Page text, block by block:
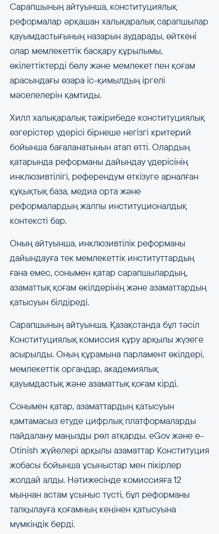
Сарапшының айтуынша, конституциялық
реформалар әрқашан халықаралық сарапшылар
қауымдастығының назарын аударады, өйткені
олар мемлекеттік басқару құрылымы,
өкілеттіктерді бөлу және мемлекет пен қоғам
арасындағы өзара іс-қимылдың іргелі
мәселелерін қамтиды.
Хилл халықаралық тәжірибеде конституциялық
өзгерістер үдерісі бірнеше негізгі критерий
бойынша бағаланатынын атап өтті. Олардың
қатарында реформаны дайындау үдерісінің
инклюзивтілігі, референдум өткізуге арналған
құқықтық база, медиа орта және
реформалардың жалпы институционалдық
контексті бар.
Оның айтуынша, инклюзивтілік реформаны
дайындауға тек мемлекеттік институттардың
ғана емес, сонымен қатар сарапшылардың,
азаматтық қоғам өкілдерінің және азаматтардың
қатысуын білдіреді.
Сарапшының айтуынша, Қазақстанда бұл тәсіл
Конституциялық комиссия құру арқылы жүзеге
асырылды. Оның құрамына парламент өкілдері,
мемлекеттік органдар, академиялық
қауымдастық және азаматтық қоғам кірді.
Сонымен қатар, азаматтардың қатысуын
қамтамасыз етуде цифрлық платформаларды
пайдалану маңызды рөл атқарды. eGov және e-
Otinish жүйелері арқылы азаматтар Конституция
жобасы бойынша ұсыныстар мен пікірлер
жолдай алды. Нәтижесінде комиссияға 12
мыңнан астам ұсыныс түсті, бұл реформаны
талқылауға қоғамның кеңінен қатысуына
мүмкіндік берді.